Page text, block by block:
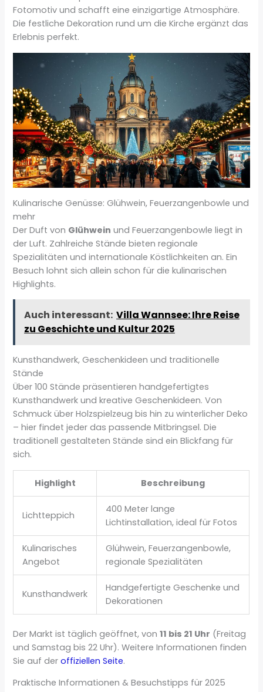
Fotomotiv und schafft eine einzigartige Atmosphäre.
Die festliche Dekoration rund um die Kirche ergänzt das
Erlebnis perfekt.
Kulinarische Genüsse: Glühwein, Feuerzangenbowle und
mehr
Der Duft von Glühwein und Feuerzangenbowle liegt in
der Luft. Zahlreiche Stände bieten regionale
Spezialitäten und internationale Köstlichkeiten an. Ein
Besuch lohnt sich allein schon für die kulinarischen
Highlights.
Auch interessant: Villa Wannsee: Ihre Reise
zu Geschichte und Kultur 2025
Kunsthandwerk, Geschenkideen und traditionelle
Stände
Über 100 Stände präsentieren handgefertigtes
Kunsthandwerk und kreative Geschenkideen. Von
Schmuck über Holzspielzeug bis hin zu winterlicher Deko
– hier findet jeder das passende Mitbringsel. Die
traditionell gestalteten Stände sind ein Blickfang für
sich.
Highlight Beschreibung
Lichtteppich
400 Meter lange
Lichtinstallation, ideal für Fotos
Kulinarisches
Angebot
Glühwein, Feuerzangenbowle,
regionale Spezialitäten
Kunsthandwerk
Handgefertigte Geschenke und
Dekorationen
Der Markt ist täglich geöffnet, von11 bis 21 Uhr (Freitag
und Samstag bis 22 Uhr). Weitere Informationen finden
Sie auf deroffiziellen Seite.
Praktische Informationen & Besuchstipps für 2025